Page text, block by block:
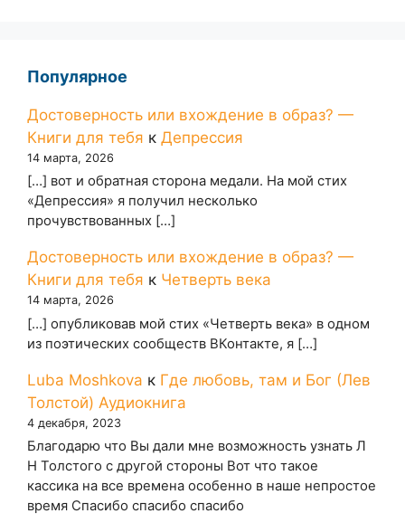
Популярное
Достоверность или вхождение в образ? —
Книги для тебя к Депрессия
14 марта, 2026
[…] вот и обратная сторона медали. На мой стих
«Депрессия» я получил несколько
прочувствованных […]
Достоверность или вхождение в образ? —
Книги для тебя к Четверть века
14 марта, 2026
[…] опубликовав мой стих «Четверть века» в одном
из поэтических сообществ ВКонтакте, я […]
Luba Moshkova к Где любовь, там и Бог (Лев
Толстой) Аудиокнига
4 декабря, 2023
Благодарю что Вы дали мне возможность узнать Л
Н Толстого с другой стороны Вот что такое
кассика на все времена особенно в наше непростое
время Спасибо спасибо спасибо